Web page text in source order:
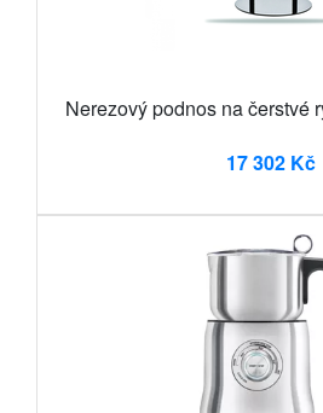
Nerezový podnos na čerstvé
17 302 Kč